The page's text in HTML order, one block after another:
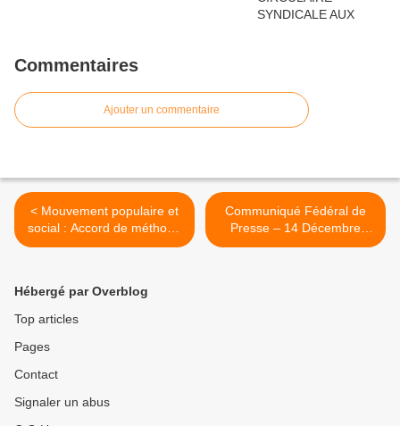
Commentaires
Ajouter un commentaire
< Mouvement populaire et
social : Accord de méthode
signé tard dans la nuit.
Communiqué Fédéral de
Presse – 14 Décembre
2021 : Y-a-t-il un pilote
Hébergé par Overblog
Top articles
Pages
Contact
Signaler un abus